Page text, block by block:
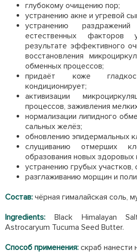
глубокому очищению пор;
устранению акне и угревой
устранению
естественных факторов
результате эффективного
восстановления
обменных процессов;
придаёт коже
кондиционирует;
активизации
процессов, заживления
нормализации липидного
сальных желёз;
обновлению эпидермальных
слущиванию отмерших
образования новых здоровых
устранению грубых участков,
разглаживанию морщин и
Состав: чёрная гималайская соль,
Ingredients:
Black Himalayan
Astrocaryum Tucuma Seed Butter.
Способ применения: скраб нанести